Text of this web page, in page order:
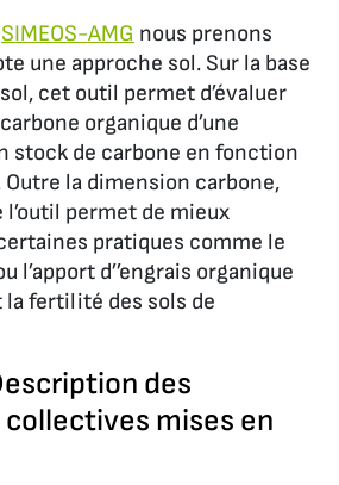
SIMEOS-AMG nous prenons
une approche sol. Sur la base
cet outil permet d’évaluer
organique d’une
stock de carbone en fonction
Outre la dimension carbone,
l’outil permet de mieux
pratiques comme le
l’apport d’’engrais organique
la fertilité des sols de
des
mises en